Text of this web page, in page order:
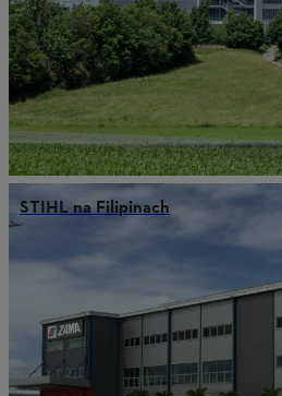
STIHL na Filipinach